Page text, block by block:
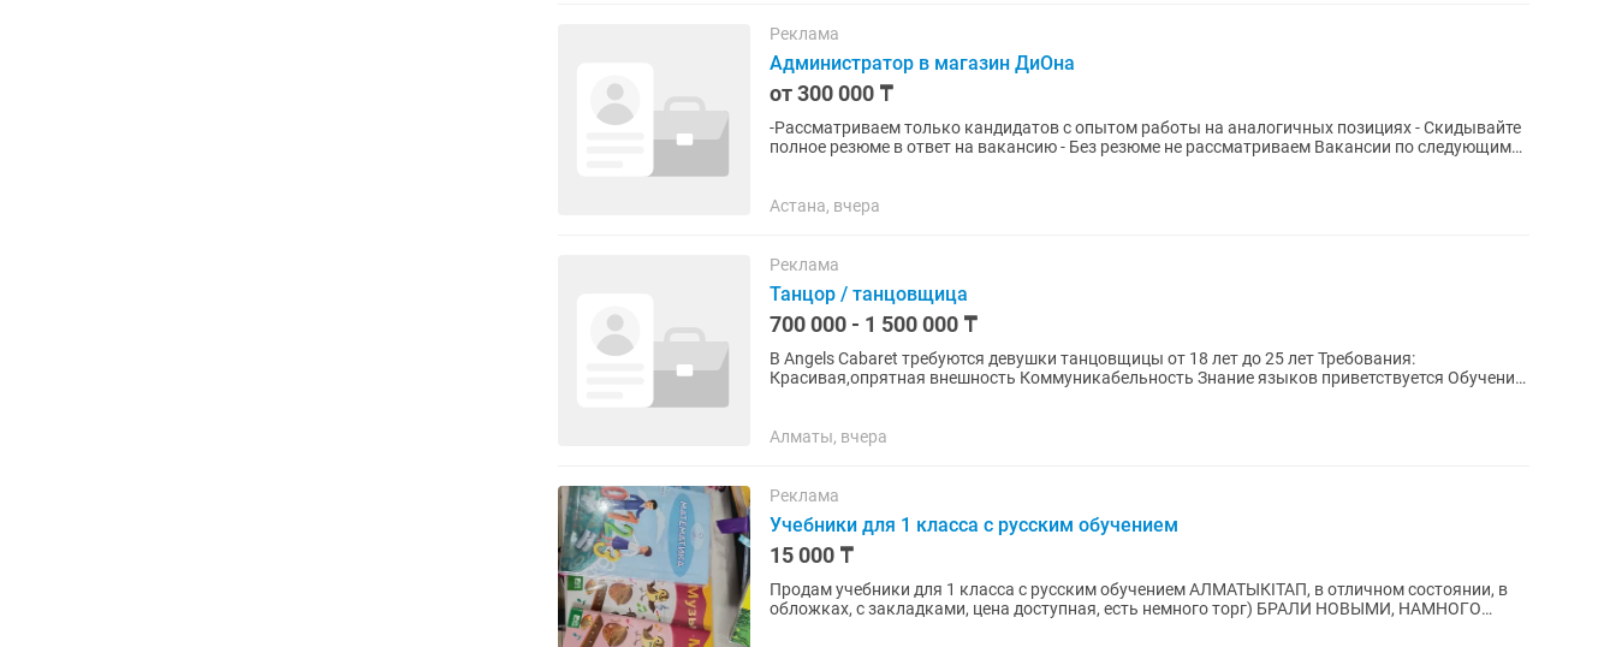
Реклама
Администратор в магазин ДиОна
от 300 000 ₸
-Рассматриваем только кандидатов с опытом работы на аналогичных позициях - Скидывайте
полное резюме в ответ на вакансию - Без резюме не рассматриваем Вакансии по следующим
Астана, вчера
Реклама
Танцор / танцовщица
700 000 - 1 500 000 ₸
В Angels Cabaret требуются девушки танцовщицы от 18 лет до 25 лет Требования:
Красивая,опрятная внешность Коммуникабельность Знание языков приветствуется Обучение
Алматы, вчера
Реклама
Учебники для 1 класса с русским обучением
15 000 ₸
Продам учебники для 1 класса с русским обучением АЛМАТЫКІТАП, в отличном состоянии, в
обложках, с закладками, цена доступная, есть немного торг) БРАЛИ НОВЫМИ, НАМНОГО